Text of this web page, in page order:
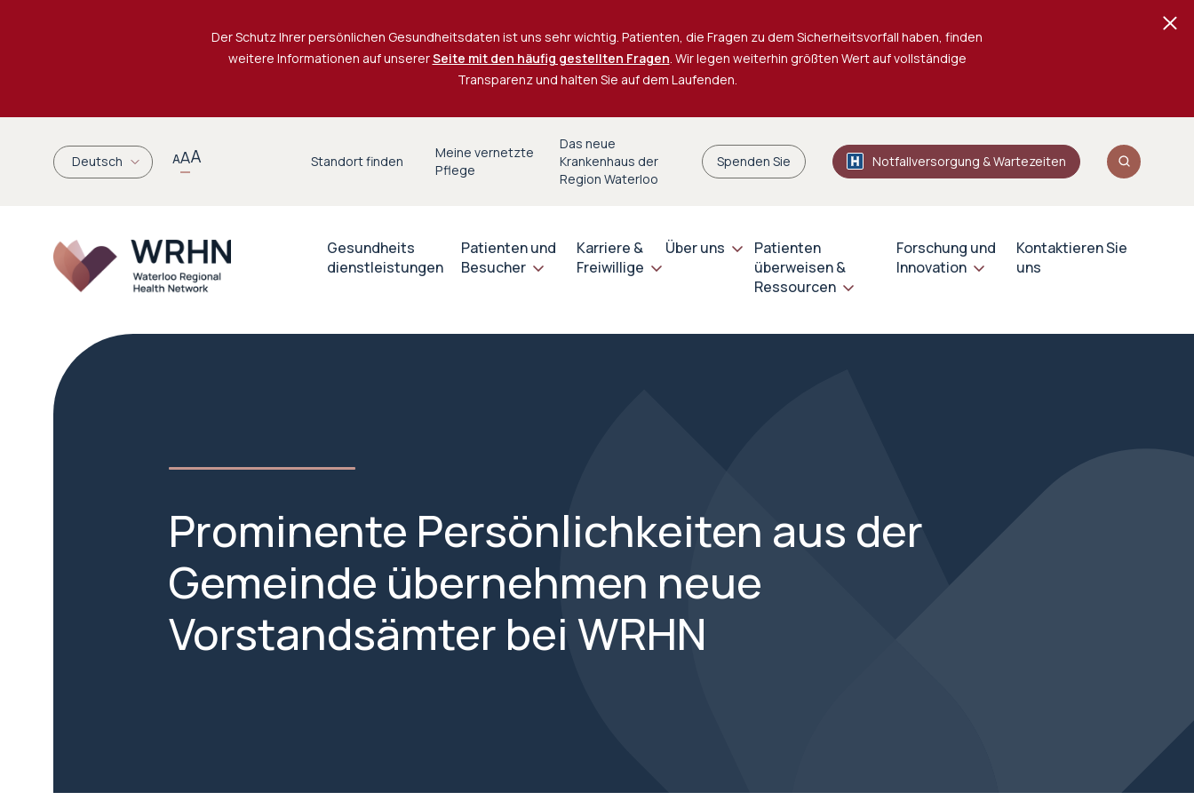
Der Schutz Ihrer persönlichen Gesundheitsdaten ist uns sehr wichtig. Patienten, die Fragen zu dem Sicherheitsvorfall haben, finden
weitere Informationen auf unsererSeite mit den häufig gestellten Fragen. Wir legen weiterhin größten Wert auf vollständige
Transparenz und halten Sie auf dem Laufenden.
Deutsch AAA Standort finden
Meine vernetzte
Pflege
Das neue
Krankenhaus der
Region Waterloo
Spenden Sie Notfallversorgung & Wartezeiten
Gesundheits
dienstleistungen
Patienten und
Besucher
Karriere &
Freiwillige
Über uns
Patienten
überweisen &
Ressourcen
Forschung und
Innovation
Kontaktieren Sie
uns
Prominente Persönlichkeiten aus der
Gemeinde übernehmen neue
Vorstandsämter bei WRHN